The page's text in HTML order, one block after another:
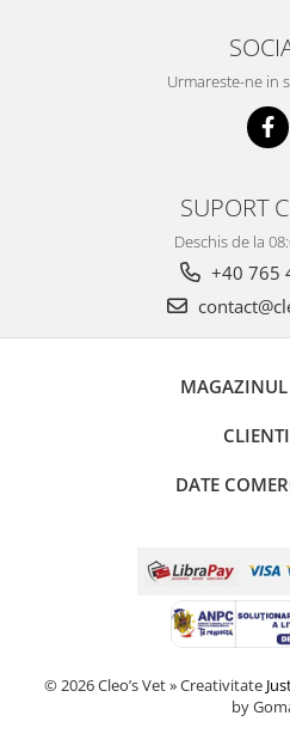
Urmareste-ne in
SUPORT
Deschis de la
+40 765
CLIENTI
DATE
© 2026 Cleo’s Vet » Creativitate
by